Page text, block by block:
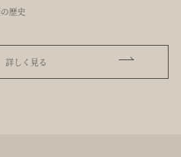
歴史
詳しく見る